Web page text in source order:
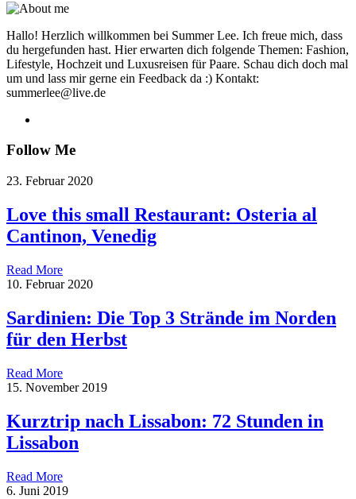
Hallo! Herzlich willkommen bei Summer Lee. Ich freue mich, dass
du hergefunden hast. Hier erwarten dich folgende Themen: Fashion,
Lifestyle, Hochzeit und Luxusreisen für Paare. Schau dich doch mal
um und lass mir gerne ein Feedback da :) Kontakt:
summerlee@live.de
Follow Me
23. Februar 2020
Love this small Restaurant: Osteria al
Cantinon, Venedig
Read More
10. Februar 2020
Sardinien: Die Top 3 Strände im Norden
für den Herbst
Read More
15. November 2019
Kurztrip nach Lissabon: 72 Stunden in
Lissabon
Read More
6. Juni 2019